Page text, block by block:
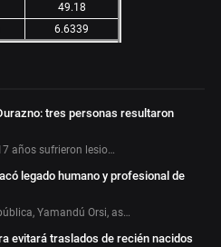
49.18
6.6339
tres personas resultaron
años sufrieron lesio…
legado humano y profesional de
Yamandú Orsi, as…
evitará traslados de recién nacidos